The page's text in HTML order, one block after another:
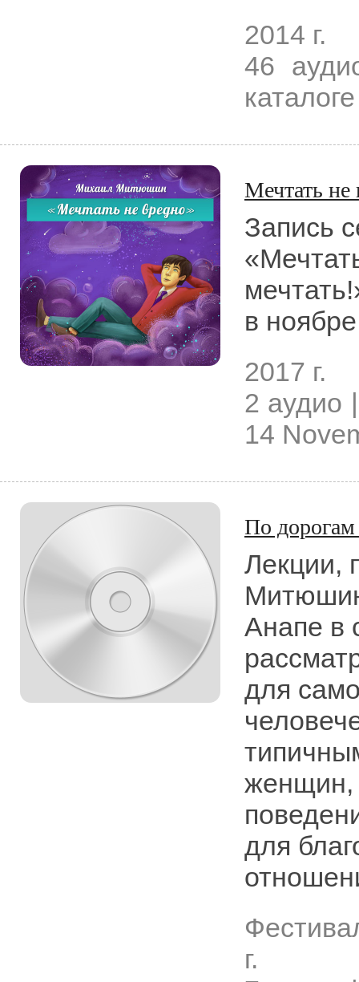
2014 г.
46
Мечтать не
Запись
в
2017 г.
2 аудио
14
По
Лекции,
Анапе в
для
женщин,
для
г.